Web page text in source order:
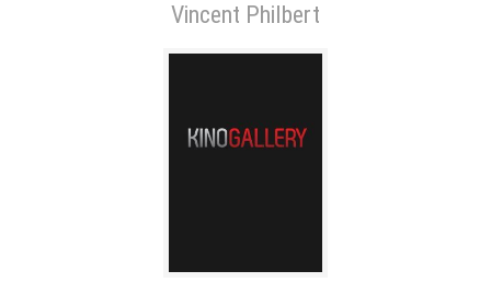
Vincent Philbert